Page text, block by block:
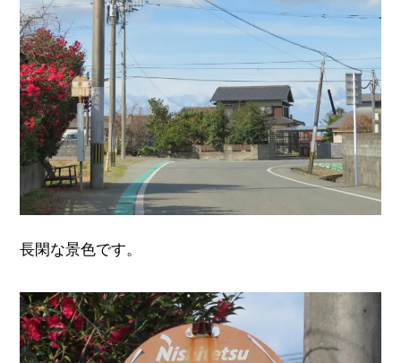
長閑な景色です。